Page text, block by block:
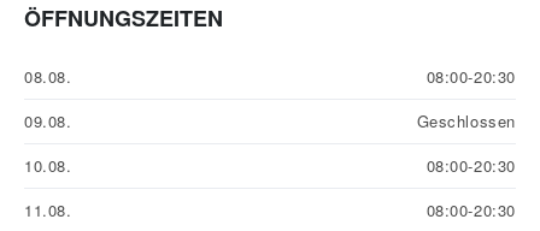
ÖFFNUNGSZEITEN
08.08.
08:00-20:30
09.08.
Geschlossen
10.08.
08:00-20:30
11.08.
08:00-20:30